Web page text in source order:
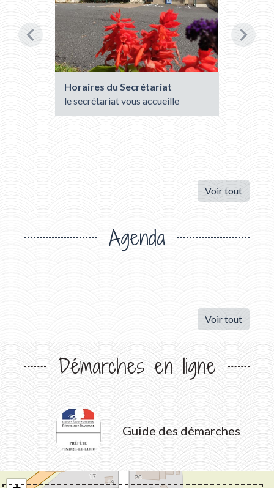
Horaires du Secrétariat
le secrétariat vous accueille
chevron_left chevron_right
Voir tout
Agenda
Voir tout
Démarches en ligne
Guide des démarches